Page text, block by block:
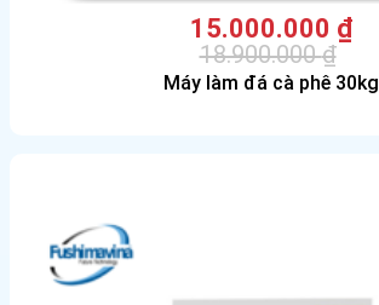
Máy làm đá cà phê 30kg
18.900.000₫
Giá
15.000.000 ₫
Giá